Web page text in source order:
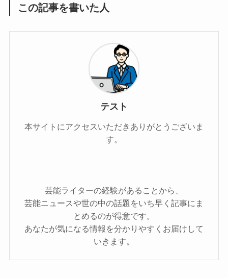
この記事を書いた人
テスト
本サイトにアクセスいただきありがとうございま
す。
芸能ライターの経験があることから、
芸能ニュースや世の中の話題をいち早く記事にま
とめるのが得意です。
あなたが気になる情報を分かりやすくお届けして
いきます。